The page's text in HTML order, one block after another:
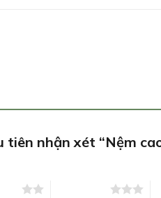
tiên nhận xét “Nệm